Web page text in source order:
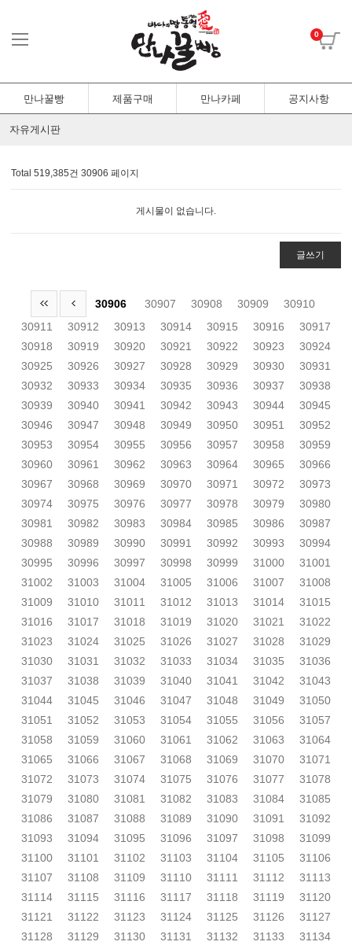
0
만나꿀빵 제품구매 만나카페 공지사항
자유게시판
Total 519,385건 30906 페이지
게시물이 없습니다.
글쓰기
30906 30907 30908 30909
30910
30911
30912 30913 30914 30915 30916
30917
30918
30919 30920 30921 30922 30923
30924
30925
30926 30927 30928 30929 30930
30931
30932
30933 30934 30935 30936 30937
30938
30939
30940 30941 30942 30943 30944
30945
30946
30947 30948 30949 30950 30951
30952
30953
30954 30955 30956 30957 30958
30959
30960
30961 30962 30963 30964 30965
30966
30967
30968 30969 30970 30971 30972
30973
30974
30975 30976 30977 30978 30979
30980
30981
30982 30983 30984 30985 30986
30987
30988
30989 30990 30991 30992 30993
30994
30995
30996 30997 30998 30999 31000
31001
31002
31003 31004 31005 31006 31007
31008
31009
31010 31011 31012 31013 31014
31015
31016
31017 31018 31019 31020 31021
31022
31023
31024 31025 31026 31027 31028
31029
31030
31031 31032 31033 31034 31035
31036
31037
31038 31039 31040 31041 31042
31043
31044
31045 31046 31047 31048 31049
31050
31051
31052 31053 31054 31055 31056
31057
31058
31059 31060 31061 31062 31063
31064
31065
31066 31067 31068 31069 31070
31071
31072
31073 31074 31075 31076 31077
31078
31079
31080 31081 31082 31083 31084
31085
31086
31087 31088 31089 31090 31091
31092
31093
31094 31095 31096 31097 31098
31099
31100
31101 31102 31103 31104 31105
31106
31107
31108 31109 31110 31111 31112
31113
31114
31115 31116 31117 31118 31119
31120
31121
31122 31123 31124 31125 31126
31127
31128
31129 31130 31131 31132 31133
31134